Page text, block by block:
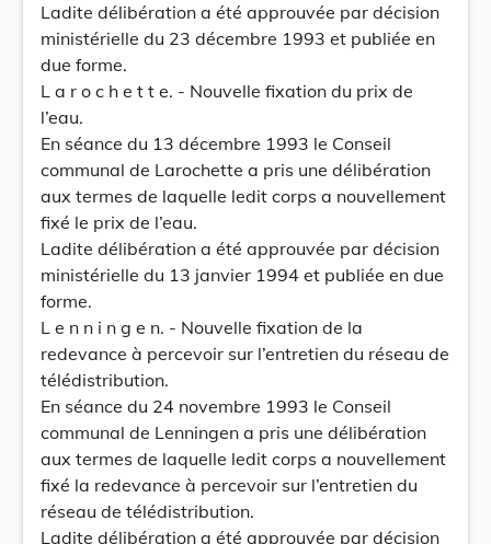
Ladite délibération a été approuvée par décision
ministérielle du 23 décembre 1993 et publiée en
due forme.
L a r o c h e t t e. - Nouvelle fixation du prix de
l’eau.
En séance du 13 décembre 1993 le Conseil
communal de Larochette a pris une délibération
aux termes de laquelle ledit corps a nouvellement
fixé le prix de l’eau.
Ladite délibération a été approuvée par décision
ministérielle du 13 janvier 1994 et publiée en due
forme.
L e n n i n g e n. - Nouvelle fixation de la
redevance à percevoir sur l’entretien du réseau de
télédistribution.
En séance du 24 novembre 1993 le Conseil
communal de Lenningen a pris une délibération
aux termes de laquelle ledit corps a nouvellement
fixé la redevance à percevoir sur l’entretien du
réseau de télédistribution.
Ladite délibération a été approuvée par décision